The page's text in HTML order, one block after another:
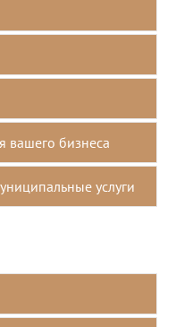
вашего бизнеса
услуги